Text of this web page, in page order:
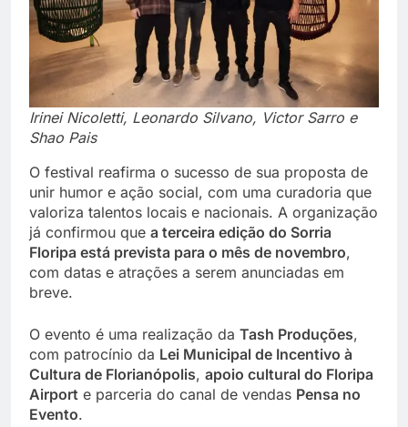
Irinei Nicoletti, Leonardo Silvano, Victor Sarro e
Shao Pais
O festival reafirma o sucesso de sua proposta de
unir humor e ação social, com uma curadoria que
valoriza talentos locais e nacionais. A organização
já confirmou que a terceira edição do Sorria
Floripa está prevista para o mês de novembro,
com datas e atrações a serem anunciadas em
breve.
O evento é uma realização da Tash Produções,
com patrocínio da Lei Municipal de Incentivo à
Cultura de Florianópolis, apoio cultural do Floripa
Airport e parceria do canal de vendas Pensa no
Evento.